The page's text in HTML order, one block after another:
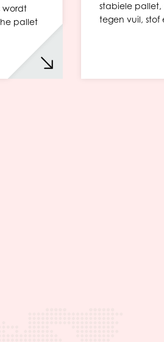
wordt
pallet
stabiele pallet,
tegen vuil, stof